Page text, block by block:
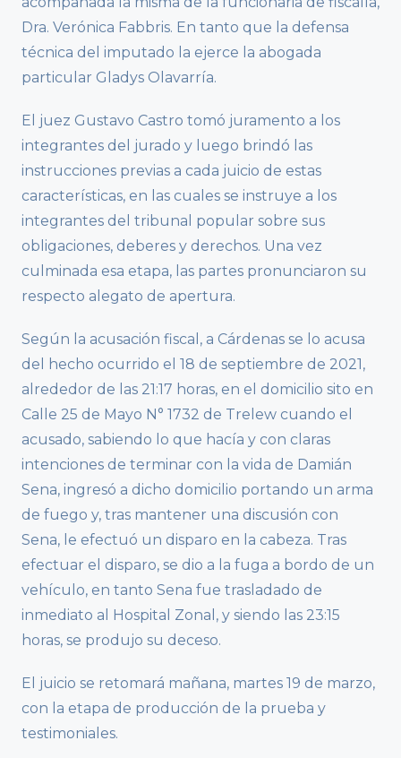
Dra. Verónica Fabbris. En tanto que la defensa
técnica del imputado la ejerce la abogada
particular Gladys Olavarría.
El juez Gustavo Castro tomó juramento a los
integrantes del jurado y luego brindó las
instrucciones previas a cada juicio de estas
características, en las cuales se instruye a los
integrantes del tribunal popular sobre sus
obligaciones, deberes y derechos. Una vez
culminada esa etapa, las partes pronunciaron su
respecto alegato de apertura.
Según la acusación fiscal, a Cárdenas se lo acusa
del hecho ocurrido el 18 de septiembre de 2021,
alrededor de las 21:17 horas, en el domicilio sito en
Calle 25 de Mayo N° 1732 de Trelew cuando el
acusado, sabiendo lo que hacía y con claras
intenciones de terminar con la vida de Damián
Sena, ingresó a dicho domicilio portando un arma
de fuego y, tras mantener una discusión con
Sena, le efectuó un disparo en la cabeza. Tras
efectuar el disparo, se dio a la fuga a bordo de un
vehículo, en tanto Sena fue trasladado de
inmediato al Hospital Zonal, y siendo las 23:15
horas, se produjo su deceso.
El juicio se retomará mañana, martes 19 de marzo,
con la etapa de producción de la prueba y
testimoniales.